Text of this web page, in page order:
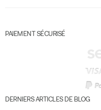
PAIEMENT SÉCURISÉ
DERNIERS ARTICLES DE BLOG